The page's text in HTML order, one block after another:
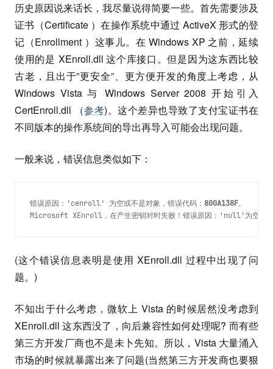
历史原因说来话长，我尽量说得简要一些。首先需要涉及
证书（Certificate ）在操作系统中通过 ActiveX 形式的登
记（Enrollment ）这事儿。在 Windows XP 之前，延续
使用的是 XEnroll.dll 这个库接口。但是因为这东西比较
古老，且出于”更安全”、更方便开发的角度上考虑，从
Windows Vista 与 Windows Server 2008 开始引入
CertEnroll.dll （参考)。这个差异也导致了支付宝证书在
不同版本的操作系统间的导出再导入可能会出现问题。
一般来说，错误信息类似如下：
错误原因：'cenroll' 为空或不是对象，错误代码： 800A138F。
Microsoft XEnroll，在产生密钥对时失败！错误原因：'null'为空或不
(这个错误信息表明是使用 XEnroll.dll 过程中出现了问
题。)
不知出于什么考虑，微软上 Vista 的时候居然没考虑到
XEnroll.dll 这东西没了，向后兼容性如何处理呢? 而有些
第三方开发厂商也不是未卜先知。所以，Vista 大量涌入
市场的时候就暴露出来了问题(当然第三方开发商也要狠